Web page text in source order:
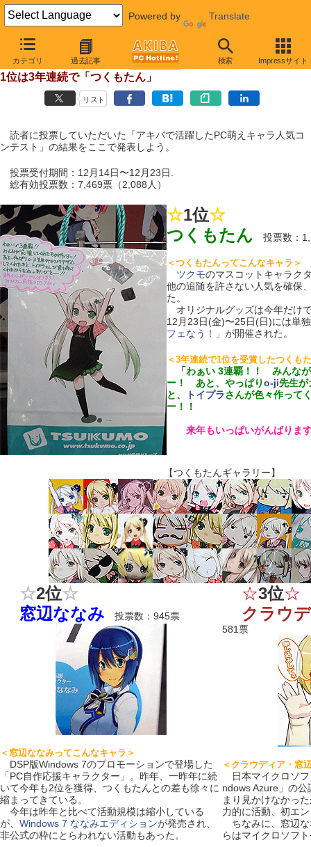
Powered by Translate
カテゴリ 過去記事 検索 Impressサイト
【 2011年12月27日 】
「アキバで活躍したPC萌えキャラ人気コンテスト」 結果発表
1位は3年連続で「つくもたん」
リスト
読者に投票していただいた「アキバで活躍したPC萌えキャラ人気コ
ンテスト」の結果をここで発表しよう。
投票受付期間：12月14日〜12月23日.
総有効投票数：7,469票（2,088人）
☆1位☆
つくもたん 投票数：
＜つくもたんってこんなキャラ＞
ツクモのマスコットキャラク
他の追随を許さない人気を確保
た。
オリジナルグッズは今年だけ
12月23日(金)〜25日(日)には単
フェなう！
」が開催された。
＜3年連続で1位を受賞したつくも
「わぁい 3連覇！！ みんな
ー！ あと、やっぱりo-ji先生が
と、
トイプラさんが色々作って
ー！！
来年もいっぱいがんばりま
【つくもたんギャラリー】
☆2位☆
窓辺ななみ 投票数：945票
＜窓辺ななみってこんなキャラ＞
DSP版Windows 7のプロモーションで登場した
「PC自作応援キャラクター」。昨年、一昨年に続
いて今年も2位を獲得、つくもたんとの差も徐々に
縮まってきている。
今年は昨年と比べて活動規模は縮小している
が、 Windows 7 ななみエディションが発売され、
非公式の枠にとらわれない活動もあった。
☆3位☆
クラウ
581票
＜クラウディア・窓
日本マイクロソフ
ndows Azure」の
まり見かけなかっ
力的に活動、初エ
ちなみに、窓辺な
らはマイクロソフ